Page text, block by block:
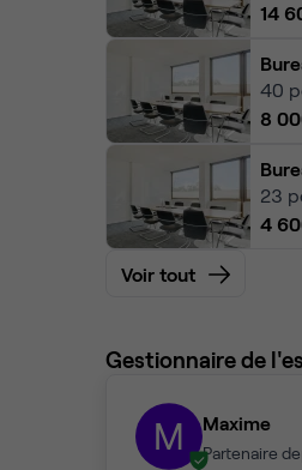
14
40
8
23
4
Voir tout
Gestionnaire de
M Maxime
Partenaire